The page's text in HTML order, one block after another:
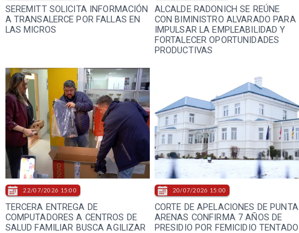
SEREMITT SOLICITA INFORMACIÓN
A TRANSALERCE POR FALLAS EN
LAS MICROS
ALCALDE RADONICH SE REÚNE
CON BIMINISTRO ALVARADO PARA
IMPULSAR LA EMPLEABILIDAD Y
FORTALECER OPORTUNIDADES
PRODUCTIVAS
TERCERA ENTREGA DE
COMPUTADORES A CENTROS DE
SALUD FAMILIAR BUSCA AGILIZAR
22/07/2026 15:00
CORTE DE APELACIONES DE PUNTA
ARENAS CONFIRMA 7 AÑOS DE
PRESIDIO POR FEMICIDIO TENTADO
20/07/2026 15:00